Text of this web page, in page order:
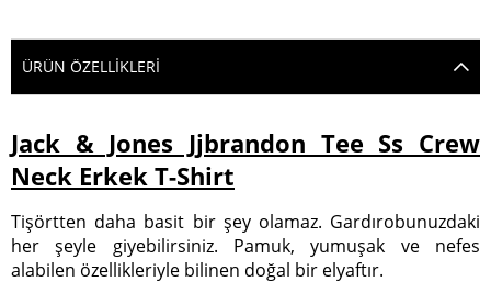
ÜRÜN ÖZELLIKLERI
Jack & Jones Jjbrandon Tee Ss Crew
Neck Erkek T-Shirt
Tişörtten daha basit bir şey olamaz. Gardırobunuzdaki
her şeyle giyebilirsiniz. Pamuk, yumuşak ve nefes
alabilen özellikleriyle bilinen doğal bir elyaftır.